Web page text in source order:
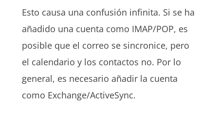
Esto causa una confusión infinita. Si se ha
añadido una cuenta como IMAP/POP, es
posible que el correo se sincronice, pero
el calendario y los contactos no. Por lo
general, es necesario añadir la cuenta
como Exchange/ActiveSync.